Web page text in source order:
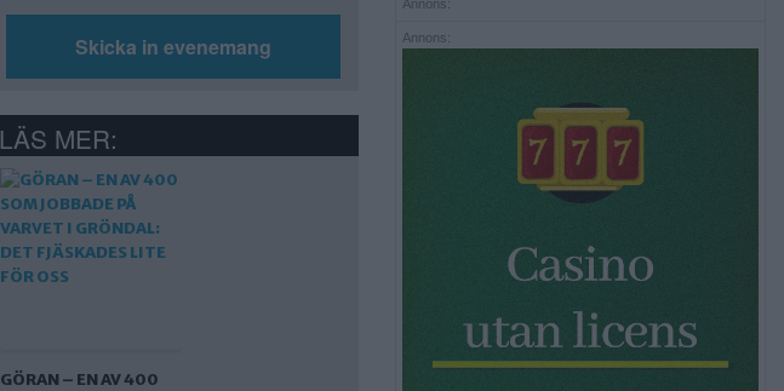
Skicka in evenemang
LÄS MER:
GÖRAN – EN AV 400
Annons:
Annons: